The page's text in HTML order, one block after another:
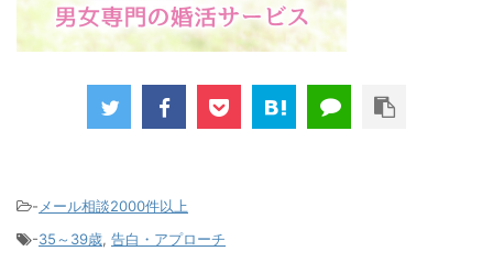
- メール相談2000件以上
-35～39歳, 告白・アプローチ